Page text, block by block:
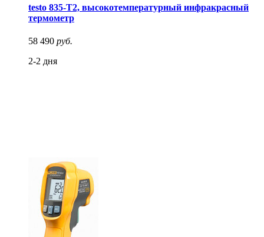
testo 835-T2, высокотемпературный инфракрасный
термометр
58 490 руб.
2-2 дня